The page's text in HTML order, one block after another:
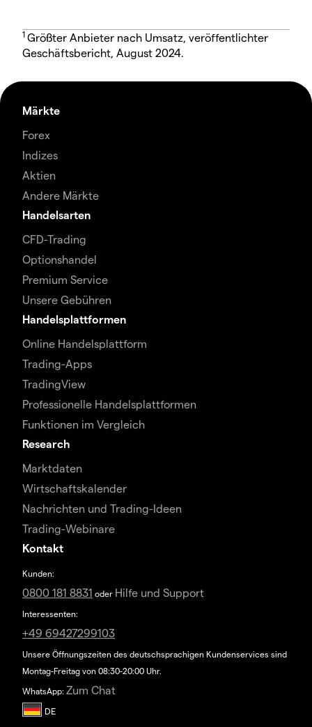
1 Größter Anbieter nach Umsatz, veröffentlichter
Geschäftsbericht, August 2024.
Märkte
Forex
Indizes
Aktien
Andere Märkte
Handelsarten
CFD-Trading
Optionshandel
Premium Service
Unsere Gebühren
Handelsplattformen
Online Handelsplattform
Trading-Apps
TradingView
Professionelle Handelsplattformen
Funktionen im Vergleich
Research
Marktdaten
Wirtschaftskalender
Nachrichten und Trading-Ideen
Trading-Webinare
Kontakt
Kunden:
0800 181 8831 oder Hilfe und Support
Interessenten:
+49 69427299103
Unsere Öffnungszeiten des deutschsprachigen Kundenservices sind
Montag-Freitag von 08:30-20:00 Uhr.
WhatsApp: Zum Chat